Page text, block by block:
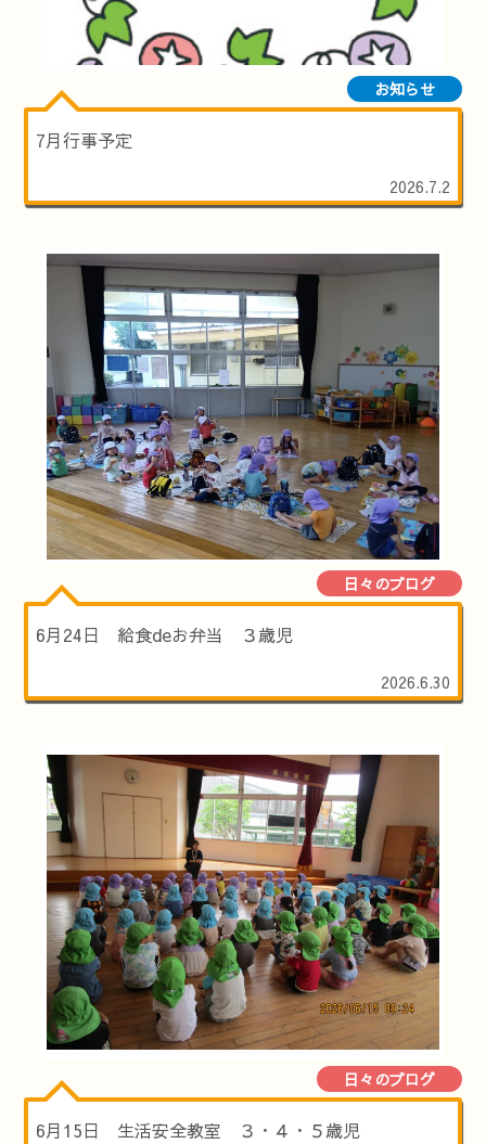
お知らせ
7月行事予定
2026.7.2
日々のブログ
6月24日 給食deお弁当 ３歳児
2026.6.30
日々のブログ
6月15日 生活安全教室 ３・４・５歳児